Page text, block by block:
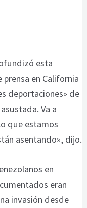
esta
en California
deportaciones» de
Va a
que estamos
asentando», dijo.
en
eran
invasión desde